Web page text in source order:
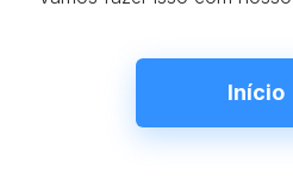
Início